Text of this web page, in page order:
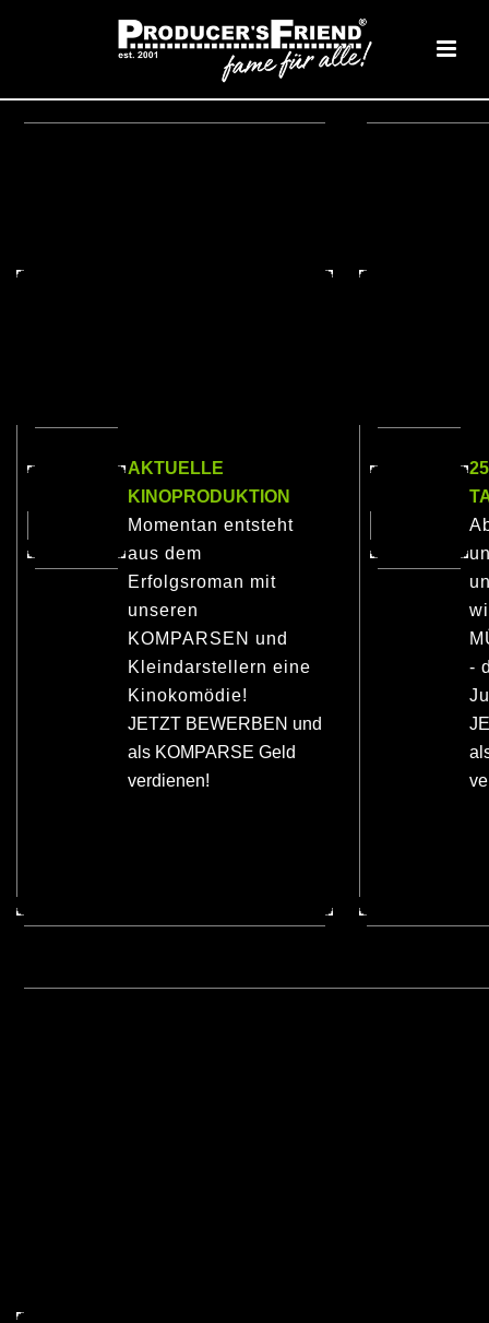
AKTUELLE
KINOPRODUKTION
Momentan entsteht
aus dem
Erfolgsroman mit
unseren
KOMPARSEN und
Kleindarstellern eine
Kinokomödie!
JETZT BEWERBEN und
als KOMPARSE Geld
verdienen!
-